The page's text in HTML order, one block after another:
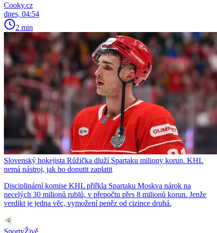
Cooky.cz
dnes, 04:54
2 min
Slovenský hokejista Růžička dluží Spartaku miliony korun. KHL
nemá nástroj, jak ho donutit zaplatit
Disciplinární komise KHL přiřkla Spartaku Moskva nárok na
necelých 30 milionů rublů, v přepočtu přes 8 milionů korun. Jenže
verdikt je jedna věc, vymožení peněz od cizince druhá.
SportyŽivě